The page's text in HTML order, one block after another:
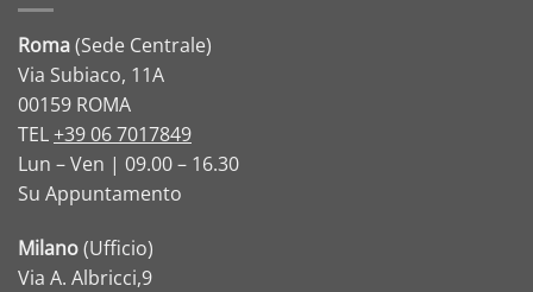
Roma(Sede Centrale)
Via Subiaco, 11A
00159 ROMA
TEL+39 06 7017849
Lun – Ven | 09.00 – 16.30
Su Appuntamento
Milano(Ufficio)
Via A. Albricci,9